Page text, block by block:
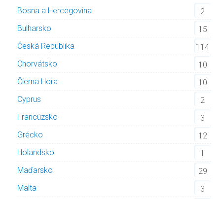
Bosna a Hercegovina
2
Bulharsko
15
Česká Republika
114
Chorvátsko
10
Čierna Hora
10
Cyprus
2
Francúzsko
3
Grécko
12
Holandsko
1
Maďarsko
29
Malta
3